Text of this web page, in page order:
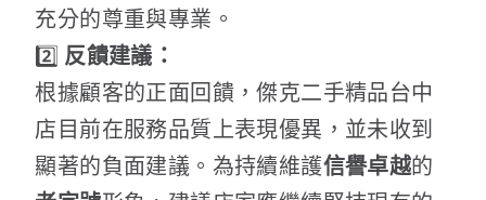
充分的尊重與專業。
2️⃣ 反饋建議：
根據顧客的正面回饋，傑克二手精品台中
店目前在服務品質上表現優異，並未收到
顯著的負面建議。為持續維護信譽卓越的